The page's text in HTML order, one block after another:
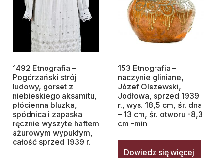
1492 Etnografia –
Pogórzański strój
ludowy, gorset z
niebieskiego aksamitu,
płócienna bluzka,
spódnica i zapaska
ręcznie wyszyte haftem
ażurowym wypukłym,
całość sprzed 1939 r.
153 Etnografia –
naczynie gliniane,
Józef Olszewski,
Jodłowa, sprzed 1939
r., wys. 18,5 cm, śr. dna
– 13 cm, śr. otworu -8,3
cm -min
Dowiedz się więcej